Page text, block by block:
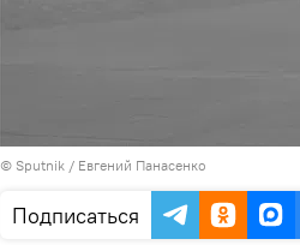
© Sputnik / Евгений Панасенко
Подписаться